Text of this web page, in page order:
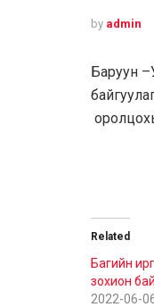
by admin
Баруун
Related
Багийн
зохион
2022-06-